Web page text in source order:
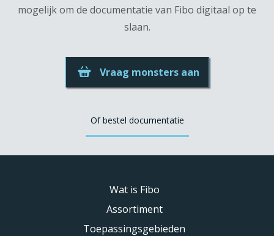
mogelijk om de documentatie van Fibo digitaal op te
slaan.
Vraag monsters aan
Of bestel documentatie
Wat is Fibo
Assortiment
Toepassingsgebieden